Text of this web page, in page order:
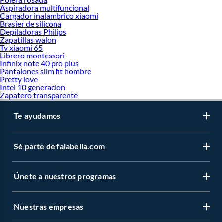
Aspiradora multifuncional
Cargador inalambrico xiaomi
Brasier de silicona
Depiladoras Philips
Zapatillas walon
Tv xiaomi 65
Librero montessori
Infinix note 40 pro plus
Pantalones slim fit hombre
Pretty love
Intel 10 generacion
Zapatero transparente
Te ayudamos
Sé parte de falabella.com
Únete a nuestros programas
Nuestras empresas